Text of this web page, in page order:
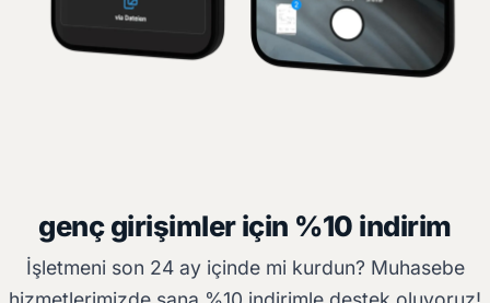
genç girişimler için %10 indirim
İşletmeni son 24 ay içinde mi kurdun? Muhasebe